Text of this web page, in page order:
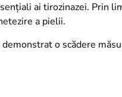
ai tirozinazei. Prin
a pielii.
o scădere